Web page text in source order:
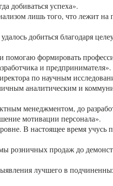
добиваться успеха».
лишь того, что лежит на
добиться благодаря
помогаю формировать
и предпринимателя».
по научным
аналитическим и
менеджментом, до
мотивации персонала».
В настоящее время учусь
розничных продаж до
лучшего в